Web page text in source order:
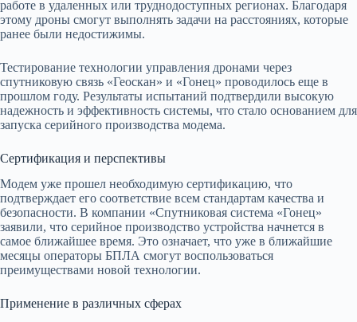
работе в удаленных или труднодоступных регионах. Благодаря
этому дроны смогут выполнять задачи на расстояниях, которые
ранее были недостижимы.
Тестирование технологии управления дронами через
спутниковую связь «Геоскан» и «Гонец» проводилось еще в
прошлом году. Результаты испытаний подтвердили высокую
надежность и эффективность системы, что стало основанием для
запуска серийного производства модема.
Сертификация и перспективы
Модем уже прошел необходимую сертификацию, что
подтверждает его соответствие всем стандартам качества и
безопасности. В компании «Спутниковая система «Гонец»
заявили, что серийное производство устройства начнется в
самое ближайшее время. Это означает, что уже в ближайшие
месяцы операторы БПЛА смогут воспользоваться
преимуществами новой технологии.
Применение в различных сферах